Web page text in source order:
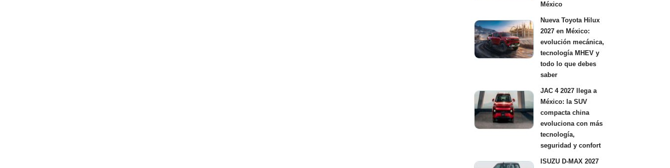
México
Nueva Toyota Hilux
2027 en México:
evolución mecánica,
tecnología MHEV y
todo lo que debes
saber
JAC 4 2027 llega a
México: la SUV
compacta china
evoluciona con más
tecnología,
seguridad y confort
ISUZU D-MAX 2027